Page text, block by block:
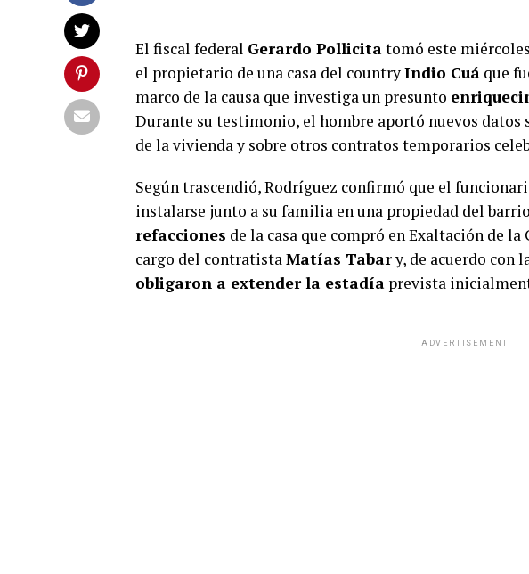
El fiscal federal Gerardo Pollicitatomó este
el propietario de una casa del countryIndio Cuá que
marco de la causa que investiga un presunto
Durante su testimonio, el hombre aportó nuevos datos
de la vivienda y sobre otros contratos temporarios
Según trascendió, Rodríguez confirmó que el
instalarse junto a su familia en una propiedad del
refacciones de la casa que compró en Exaltación de la
cargo del contratistaMatías Tabary, de acuerdo con
obligaron a extender la estadía prevista
ADVERTISEMENT